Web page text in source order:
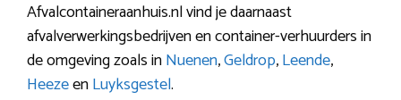
Afvalcontaineraanhuis.nl vind je daarnaast
afvalverwerkingsbedrijven en container-verhuurders in
de omgeving zoals inNuenen,Geldrop,Leende,
HeezeenLuyksgestel.